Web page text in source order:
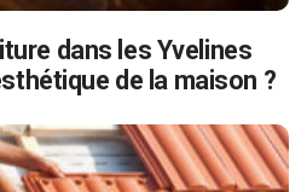
dans les Yvelines
de la maison ?